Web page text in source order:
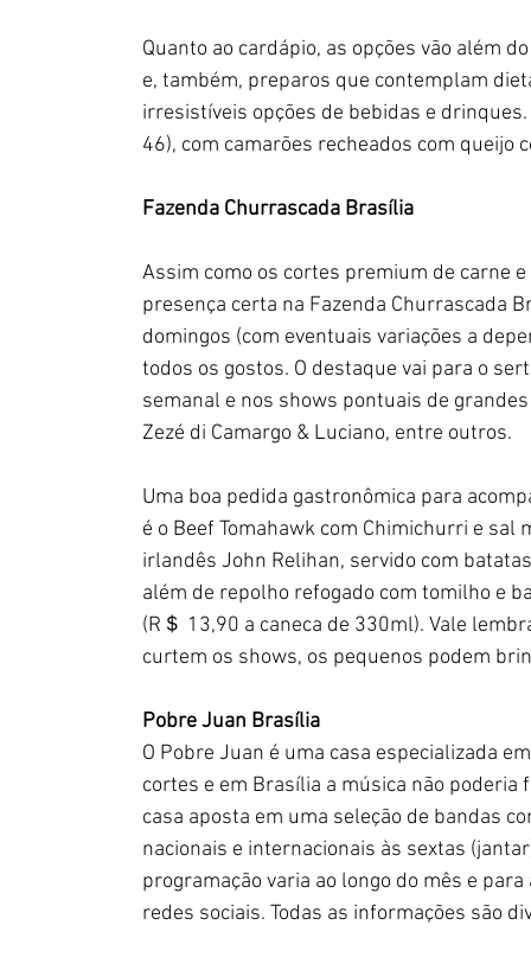
Quanto ao cardápio, as opções vão além
e, também, preparos que contemplam
irresistíveis opções de bebidas e
46), com camarões recheados com queijo
Fazenda Churrascada Brasília
Assim como os cortes premium de carne
presença certa na Fazenda Churrascada
domingos (com eventuais variações a
todos os gostos. O destaque vai para o
semanal e nos shows pontuais de
Zezé di Camargo & Luciano, entre outros.
Uma boa pedida gastronômica para
é o Beef Tomahawk com Chimichurri e
irlandês John Relihan, servido com
além de repolho refogado com tomilho e
(R＄ 13,90 a caneca de 330ml). Vale
curtem os shows, os pequenos podem
Pobre Juan Brasília
O Pobre Juan é uma casa especializada
cortes e em Brasília a música não
casa aposta em uma seleção de bandas
nacionais e internacionais às sextas
programação varia ao longo do mês e
redes sociais. Todas as informações são